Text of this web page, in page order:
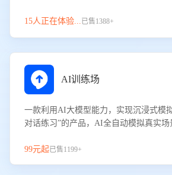
15人正在体验...已售1388+
AI训练场
一款利用AI大模型能力，实现沉浸式模
对话练习”的产品，AI全自动模拟真实
服能力。
99元起已售1199+